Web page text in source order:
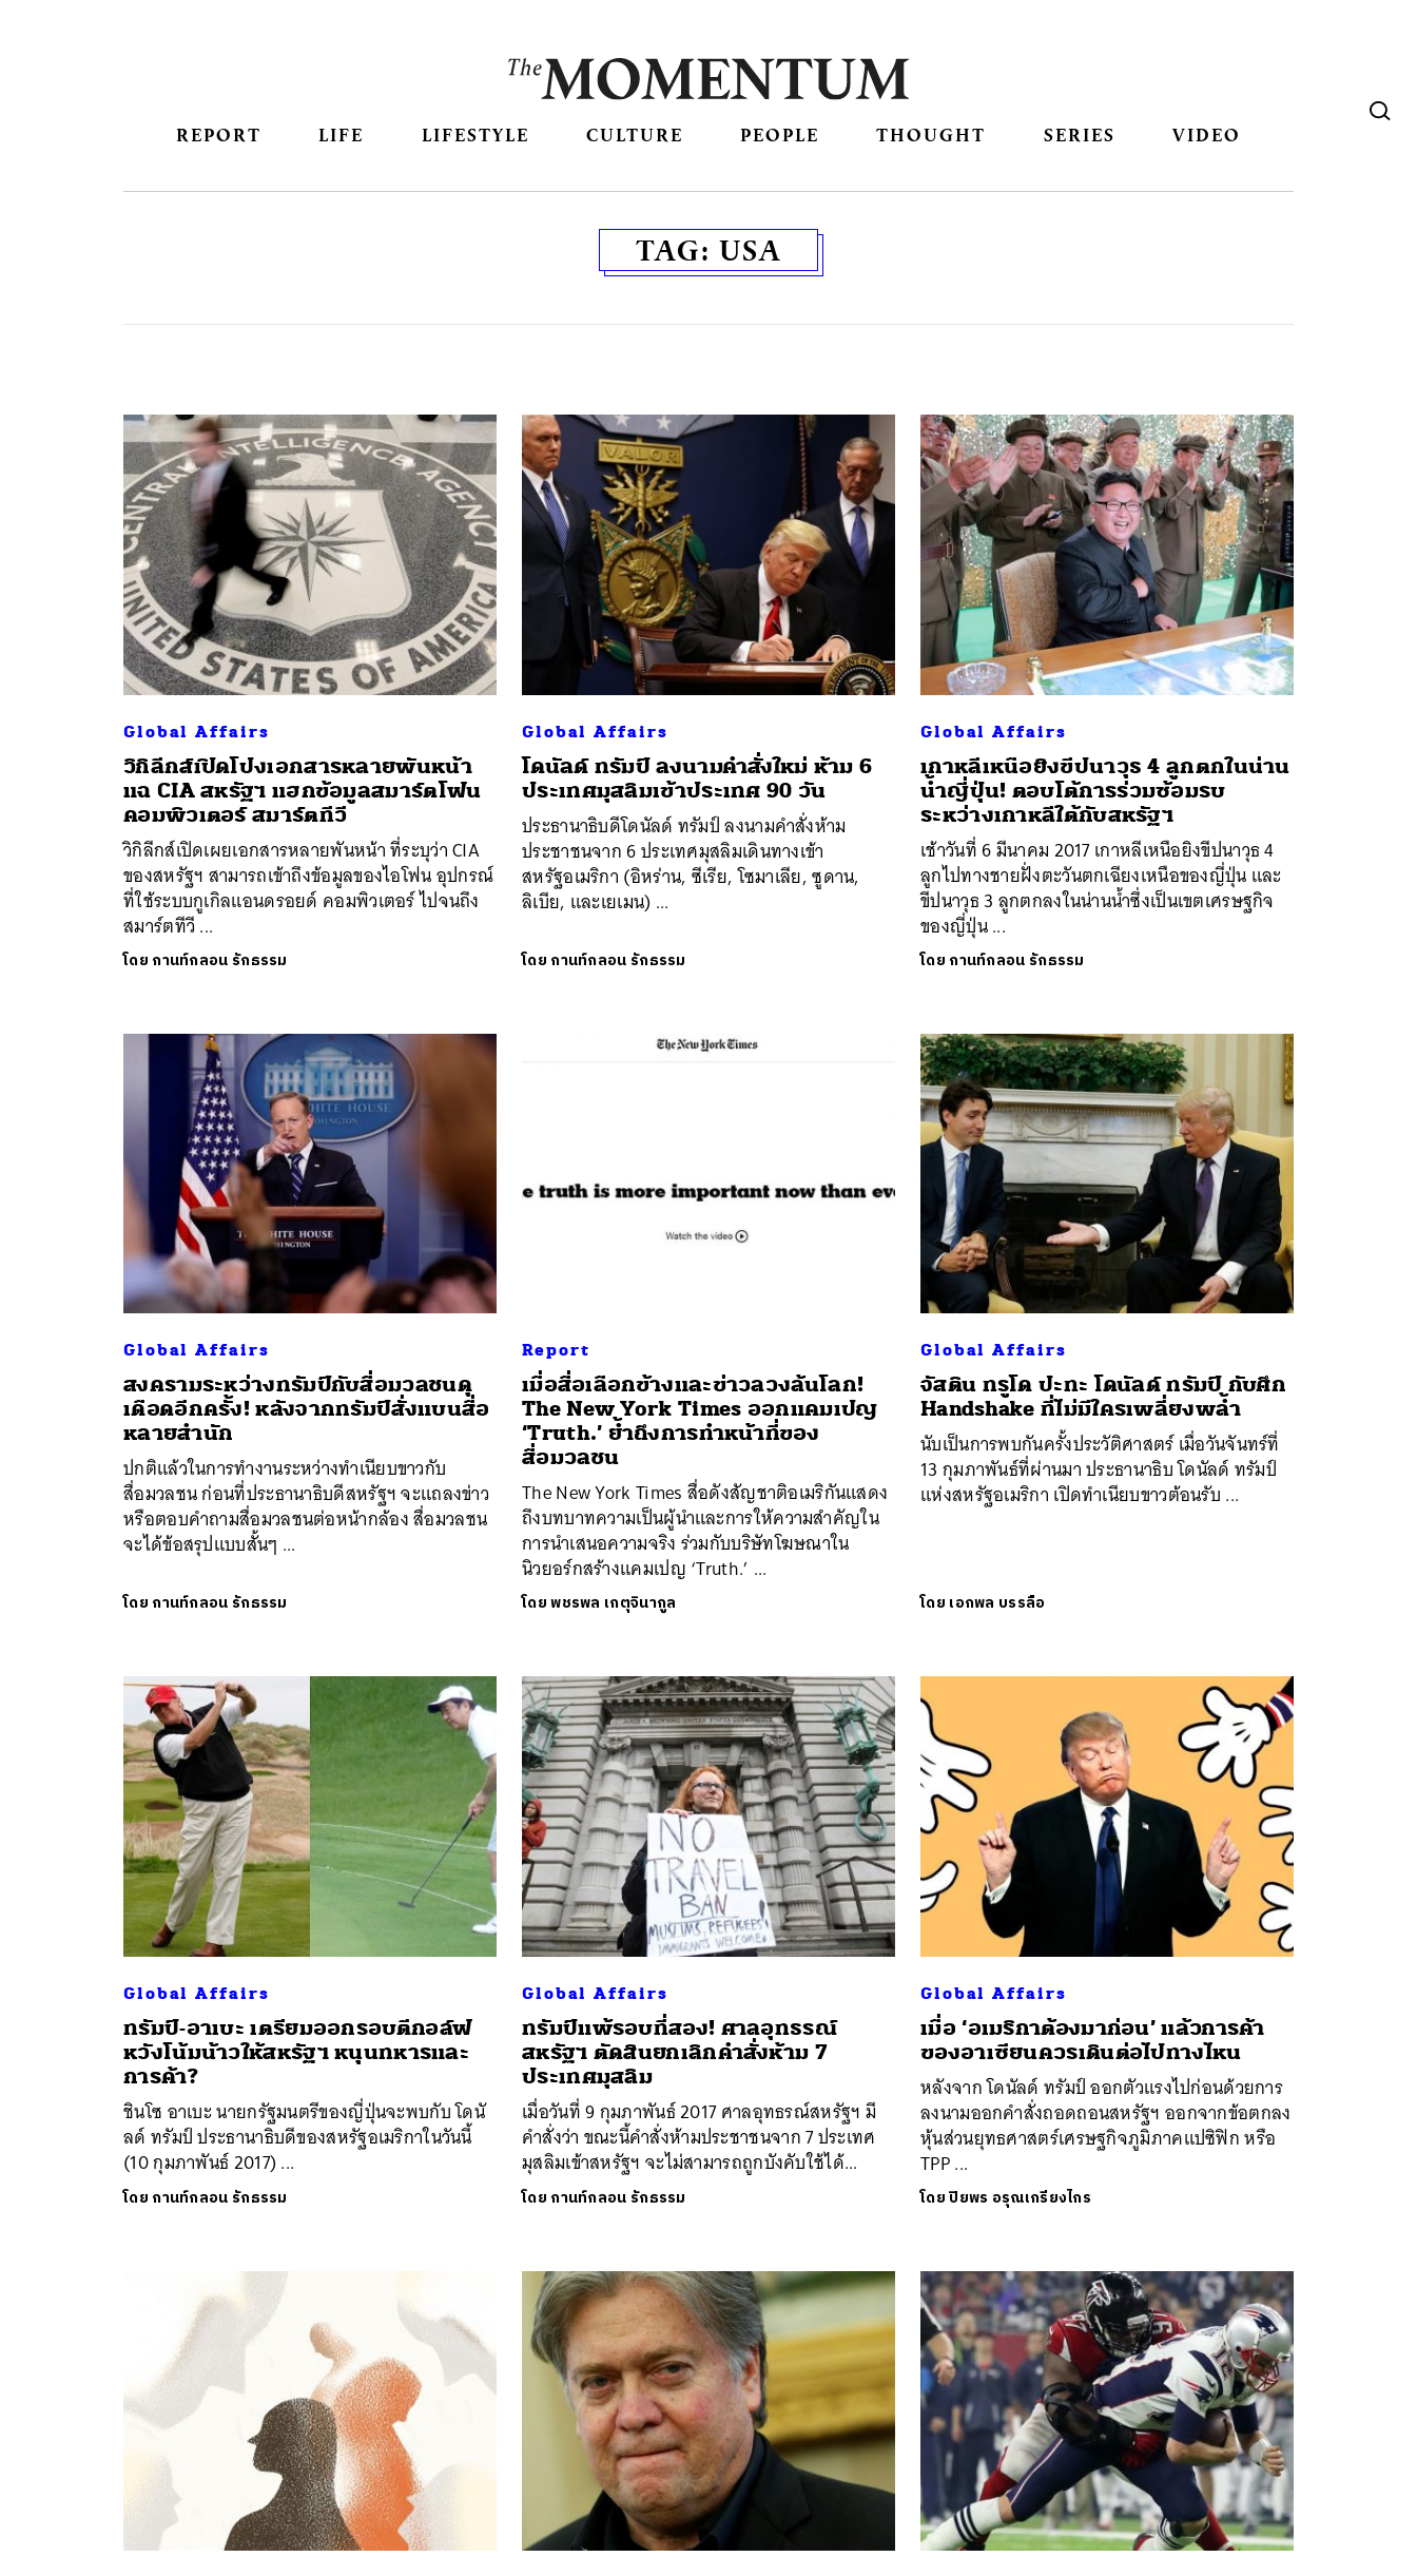
REPORT LIFE LIFESTYLE CULTURE PEOPLE THOUGHT SERIES VIDEO
TAG: USA
Global Affairs
วิกิลีกส์เปิดโปงเอกสารหลายพันหน้า
แฉ CIA สหรัฐฯ แฮกข้อมูลสมาร์ตโฟน
คอมพิวเตอร์ สมาร์ตทีวี
วิกิลีกส์เปิดเผยเอกสารหลายพันหน้า ที่ระบุว่า CIA
ของสหรัฐฯ สามารถเข้าถึงข้อมูลของไอโฟน อุปกรณ์
ที่ใช้ระบบกูเกิลแอนดรอยด์ คอมพิวเตอร์ ไปจนถึง
สมาร์ตทีวี ...
โดย กานท์กลอน รักธรรม
Global Affairs
โดนัลด์ ทรัมป์ ลงนามคำสั่งใหม่ ห้าม 6
ประเทศมุสลิมเข้าประเทศ 90 วัน
ประธานาธิบดีโดนัลด์ ทรัมป์ ลงนามคำสั่งห้าม
ประชาชนจาก 6 ประเทศมุสลิมเดินทางเข้า
สหรัฐอเมริกา (อิหร่าน, ซีเรีย, โซมาเลีย, ซูดาน,
ลิเบีย, และเยเมน) ...
โดย กานท์กลอน รักธรรม
Global Affairs
เกาหลีเหนือยิงขีปนาวุธ 4 ลูกตกในน่าน
น้ำญี่ปุ่น! ตอบโต้การร่วมซ้อมรบ
ระหว่างเกาหลีใต้กับสหรัฐฯ
เช้าวันที่ 6 มีนาคม 2017 เกาหลีเหนือยิงขีปนาวุธ 4
ลูกไปทางชายฝั่งตะวันตกเฉียงเหนือของญี่ปุ่น และ
ขีปนาวุธ 3 ลูกตกลงในน่านน้ำซึ่งเป็นเขตเศรษฐกิจ
ของญี่ปุ่น ...
โดย กานท์กลอน รักธรรม
Global Affairs
สงครามระหว่างทรัมป์กับสื่อมวลชนดุ
เดือดอีกครั้ง! หลังจากทรัมป์สั่งแบนสื่อ
หลายสำนัก
ปกติแล้วในการทำงานระหว่างทำเนียบขาวกับ
สื่อมวลชน ก่อนที่ประธานาธิบดีสหรัฐฯ จะแถลงข่าว
หรือตอบคำถามสื่อมวลชนต่อหน้ากล้อง สื่อมวลชน
จะได้ข้อสรุปแบบสั้นๆ ...
โดย กานท์กลอน รักธรรม
Report
เมื่อสื่อเลือกข้างและข่าวลวงล้นโลก!
The New York Times ออกแคมเปญ
‘Truth.’ ย้ำถึงการทำหน้าที่ของ
สื่อมวลชน
The New York Times สื่อดังสัญชาติอเมริกันแสดง
ถึงบทบาทความเป็นผู้นำและการให้ความสำคัญใน
การนำเสนอความจริง ร่วมกับบริษัทโฆษณาใน
นิวยอร์กสร้างแคมเปญ ‘Truth.’ ...
โดยพชรพล เกตุจินากูล
Global Affairs
จัสติน ทรูโด ปะทะ โดนัลด์ ทรัมป์ กับศึก
Handshake ที่ไม่มีใครเพลี่ยงพล้ำ
นับเป็นการพบกันครั้งประวัติศาสตร์ เมื่อวันจันทร์ที่
13 กุมภาพันธ์ที่ผ่านมา ประธานาธิบ โดนัลด์ ทรัมป์
แห่งสหรัฐอเมริกา เปิดทำเนียบขาวต้อนรับ ...
โดย เอกพล บรรลือ
Global Affairs
ทรัมป์-อาเบะ เตรียมออกรอบตีกอล์ฟ
หวังโน้มน้าวให้สหรัฐฯ หนุนทหารและ
การค้า?
ชินโซ อาเบะ นายกรัฐมนตรีของญี่ปุ่นจะพบกับ โดนั
ลด์ ทรัมป์ ประธานาธิบดีของสหรัฐอเมริกาในวันนี้
(10 กุมภาพันธ์ 2017) ...
โดย กานท์กลอน รักธรรม
Global Affairs
ทรัมป์แพ้รอบที่สอง! ศาลอุทธรณ์
สหรัฐฯ ตัดสินยกเลิกคำสั่งห้าม 7
ประเทศมุสลิม
เมื่อวันที่ 9 กุมภาพันธ์ 2017 ศาลอุทธรณ์สหรัฐฯ มี
คำสั่งว่า ขณะนี้คำสั่งห้ามประชาชนจาก 7 ประเทศ
มุสลิมเข้าสหรัฐฯ จะไม่สามารถถูกบังคับใช้ได้...
โดย กานท์กลอน รักธรรม
Global Affairs
เมื่อ ‘อเมริกาต้องมาก่อน’ แล้วการค้า
ของอาเซียนควรเดินต่อไปทางไหน
หลังจาก โดนัลด์ ทรัมป์ ออกตัวแรงไปก่อนด้วยการ
ลงนามออกคำสั่งถอดถอนสหรัฐฯ ออกจากข้อตกลง
หุ้นส่วนยุทธศาสตร์เศรษฐกิจภูมิภาคแปซิฟิก หรือ
TPP ...
โดยปิยพร อรุณเกรียงไกร
ค้นหา
SHARE TWEET LINE EMAIL